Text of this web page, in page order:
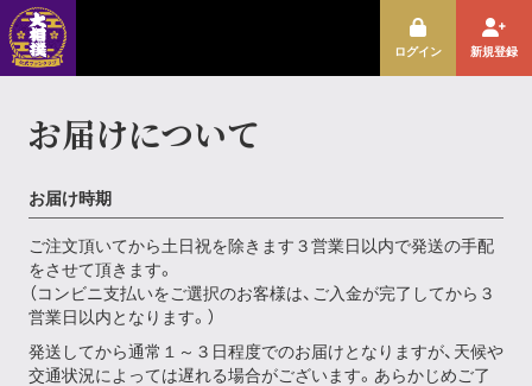
ログイン 新規登録
お届けについて
お届け時期
ご注文頂いてから土日祝を除きます３営業日以内で発送の手配
をさせて頂きます。
（コンビニ支払いをご選択のお客様は、ご入金が完了してから３
営業日以内となります。）
発送してから通常１～３日程度でのお届けとなりますが、天候や
交通状況によっては遅れる場合がございます。あらかじめご了